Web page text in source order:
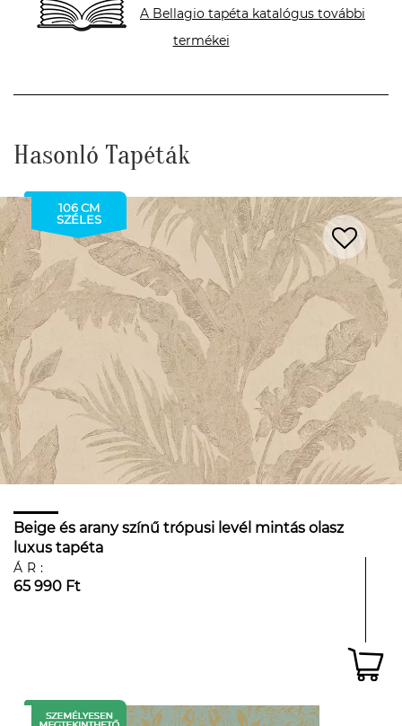
A Bellagio tapéta katalógus további
termékei
Hasonló Tapéták
106 CM
SZÉLES
Beige és arany színű trópusi levél mintás olasz
luxus tapéta
ÁR:
65 990 Ft